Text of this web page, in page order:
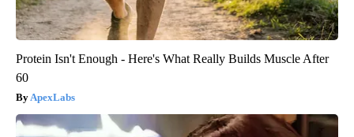
Protein Isn't Enough - Here's What Really Builds Muscle After
60
ApexLabs